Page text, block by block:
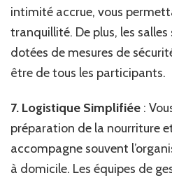
intimité accrue, vous
tranquillité. De plus, les
dotées de mesures de
être de tous les participants.
7. Logistique Simplifiée :
préparation de la nourriture
accompagne souvent
à domicile. Les équipes de